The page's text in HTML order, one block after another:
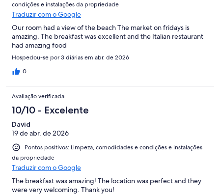
condições e instalações da propriedade
Traduzir com o Google
Our room had a view of the beach The market on fridays is
amazing. The breakfast was excellent and the Italian restaurant
had amazing food
Hospedou-se por 3 diárias em abr. de 2026
0
Avaliação verificada
10/10 - Excelente
David
19 de abr. de 2026
Pontos positivos: Limpeza, comodidades e condições e instalações
da propriedade
Traduzir com o Google
The breakfast was amazing! The location was perfect and they
were very welcoming. Thank you!